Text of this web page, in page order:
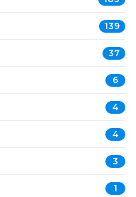
139
37
6
4
4
3
1